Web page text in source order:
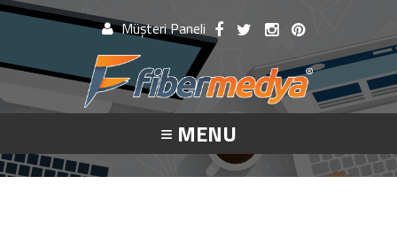
Müşteri Paneli
≡ MENU
Müşteri Paneli